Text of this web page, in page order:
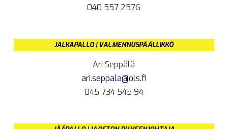
040 557 2576
JALKAPALLO | VALMENNUSPÄÄLLIKKÖ
Ari Seppälä
ari.seppala@ols.fi
045 734 545 94